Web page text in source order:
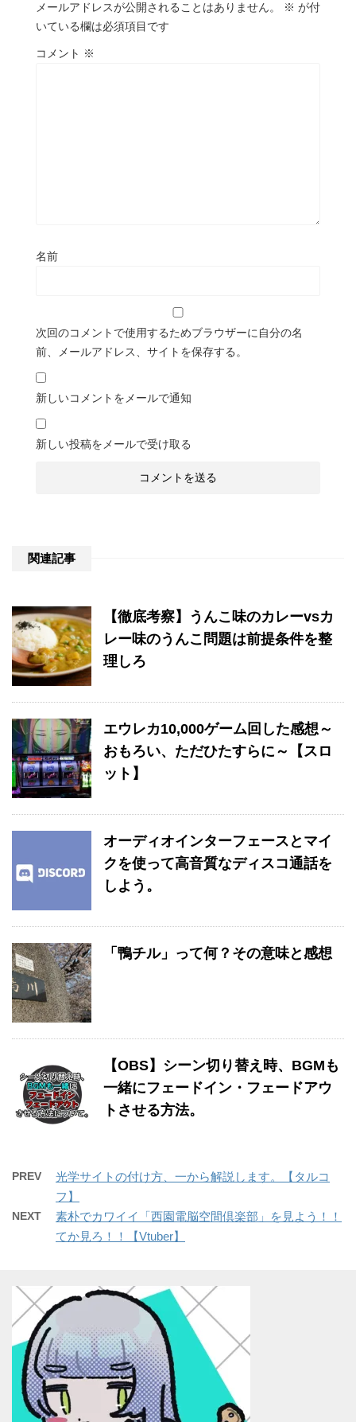
メールアドレスが公開されることはありません。 ※ が付
いている欄は必須項目です
コメント ※
名前
次回のコメントで使用するためブラウザーに自分の名
前、メールアドレス、サイトを保存する。
新しいコメントをメールで通知
新しい投稿をメールで受け取る
関連記事
【徹底考察】うんこ味のカレーvsカ
レー味のうんこ問題は前提条件を整
理しろ
エウレカ10,000ゲーム回した感想～
おもろい、ただひたすらに～【スロ
ット】
オーディオインターフェースとマイ
クを使って高音質なディスコ通話を
しよう。
「鴨チル」って何？その意味と感想
【OBS】シーン切り替え時、BGMも
一緒にフェードイン・フェードアウ
トさせる方法。
PREV
光学サイトの付け方、一から解説します。【タルコ
フ】
NEXT
素朴でカワイイ「西園電脳空間倶楽部」を見よう！！
てか見ろ！！【Vtuber】